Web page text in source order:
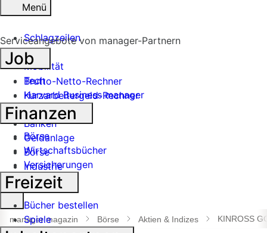
Menü
Schlagzeilen
Mobilität
Tech
Harvard Business manager
Handel
Banken
Geldanlage
Börse
Industrie
Suche
öffnen
manager magazin Börse Aktien & Indizes KINROSS
Serviceangebote von manager-Partnern
Job
Brutto-Netto-Rechner
Kurzarbeitergeld-Rechner
Finanzen
Börse
Wirtschaftsbücher
Versicherungen
Freizeit
Bücher bestellen
Spiele